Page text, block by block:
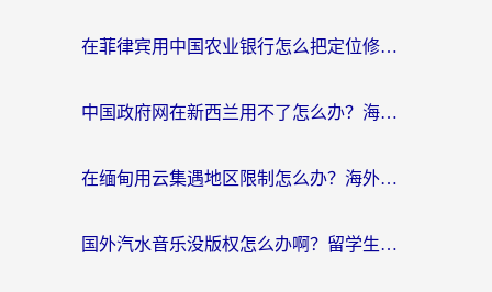
在菲律宾用中国农业银行怎么把定位修改到中国国内？海外华人必看的数字生活解决方案
中国政府网在新西兰用不了怎么办？海外华人追剧看新闻的实用指南
在缅甸用云集遇地区限制怎么办？海外党亲测有效解决方案来了！
国外汽水音乐没版权怎么办啊？留学生亲测有效的回国加速攻略